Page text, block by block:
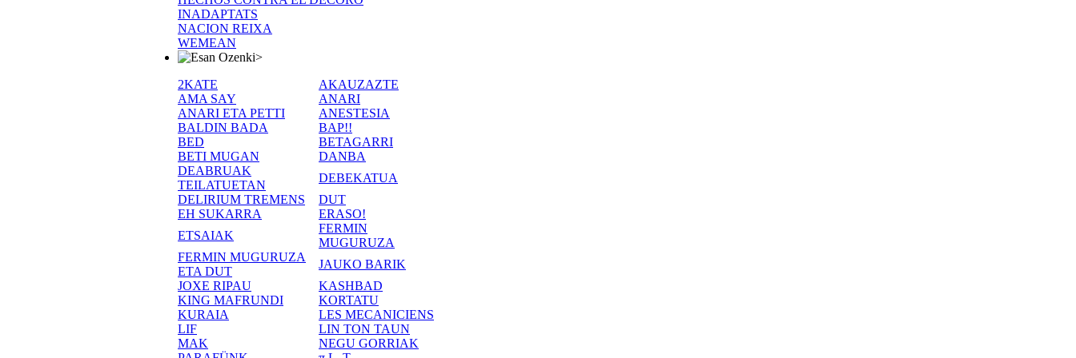
INADAPTATS
NACION REIXA
WEMEAN
>
2KATE
AKAUZAZTE
AMA SAY
ANARI
ANARI ETA PETTI
ANESTESIA
BALDIN BADA
BAP!!
BED
BETAGARRI
BETI MUGAN
DANBA
DEABRUAK
TEILATUETAN
DEBEKATUA
DELIRIUM TREMENS
DUT
EH SUKARRA
ERASO!
ETSAIAK
FERMIN
MUGURUZA
FERMIN MUGURUZA
ETA DUT
JAUKO BARIK
JOXE RIPAU
KASHBAD
KING MAFRUNDI
KORTATU
KURAIA
LES MECANICIENS
LIF
LIN TON TAUN
MAK
NEGU GORRIAK